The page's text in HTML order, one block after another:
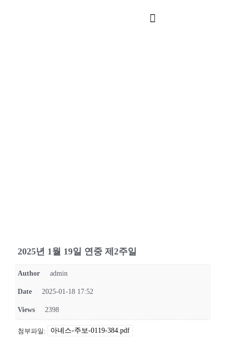
2025년 1월 19일 연중 제2주일
Author admin
Date 2025-01-18 17:52
Views 2398
첨부파일: 아녜스-주보-0119-384.pdf